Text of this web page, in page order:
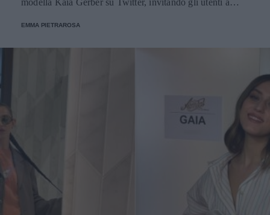
modella Kaia Gerber su Twitter, invitando gli utenti a
tra le celebrities.
EMMA PIETRAROSA